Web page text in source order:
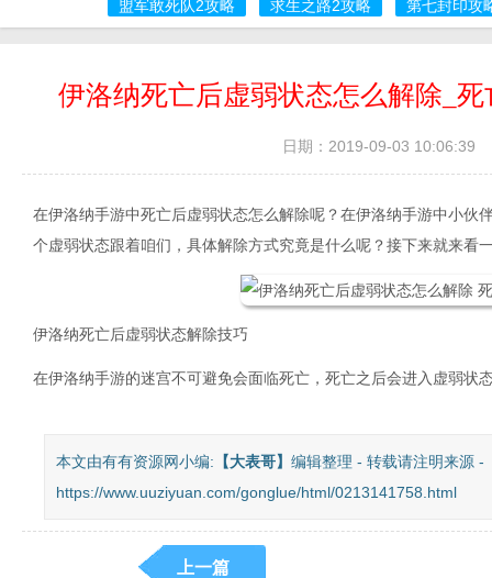
盟军敢死队2攻略 求生之路2攻略 第七封印攻
伊洛纳死亡后虚弱状态怎么解除_
日期：2019-09-03 10:06:39
在伊洛纳手游中死亡后虚弱状态怎么解除呢？在伊洛纳手游中小伙
个虚弱状态跟着咱们，具体解除方式究竟是什么呢？接下来就来看
伊洛纳死亡后虚弱状态解除技巧
在伊洛纳手游的迷宫不可避免会面临死亡，死亡之后会进入虚弱状
本文由有有资源网小编: 【大表哥】 编辑整理 - 转载请注明来源 -
https://www.uuziyuan.com/gonglue/html/0213141758.html
上一篇